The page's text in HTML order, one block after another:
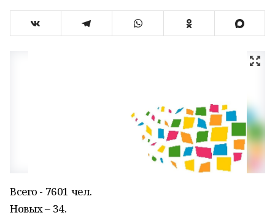
Всего - 7601 чел.
Новых – 34.